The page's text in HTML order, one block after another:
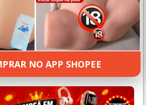
Ａ Dꓰ ꓟꓳꓠЅΤRꓳЅ
(36 avaliações)
NO APP SHOPEE